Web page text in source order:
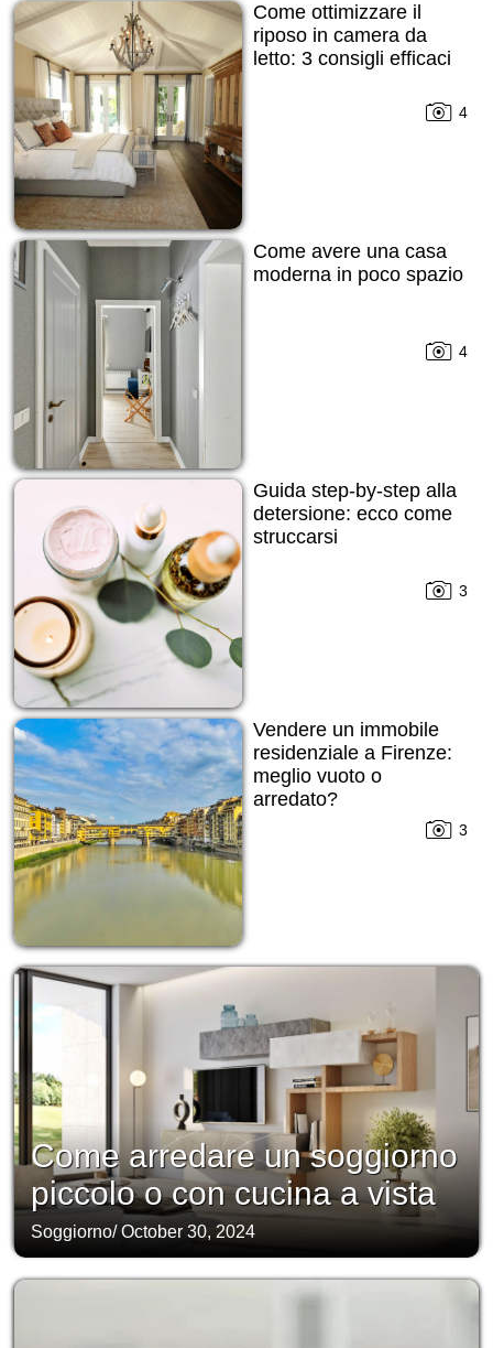
Come ottimizzare il
riposo in camera da
letto: 3 consigli efficaci
4
Come avere una casa
moderna in poco spazio
4
Guida step-by-step alla
detersione: ecco come
struccarsi
3
Vendere un immobile
residenziale a Firenze:
meglio vuoto o
arredato?
3
Come arredare un soggiorno
piccolo o con cucina a vista
Soggiorno/October 30, 2024